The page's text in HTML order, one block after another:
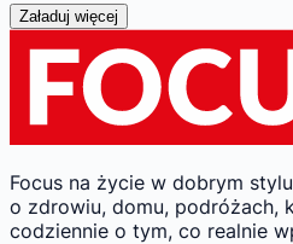
Załaduj więcej
Focus na życie w dobrym
o zdrowiu, domu, podróżach,
codziennie o tym, co realnie